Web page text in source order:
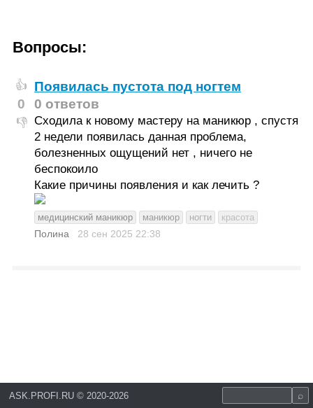
Вопросы:
👍
0
👎
Появилась пустота под ногтем
0 ответов
Сходила к новому мастеру на маникюр , спустя
2 недели появилась данная проблема,
болезненных ощущений нет , ничего не
беспокоило
Какие причины появления и как лечить ?
медицинский маникюр маникюр ногти красота
Полина 28 сен 2025 22:38
ASK.PROFI.RU © 2020-2026